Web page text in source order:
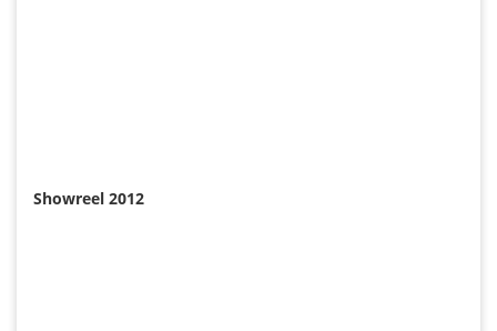
Showreel 2012